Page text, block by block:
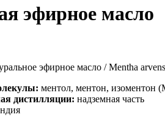
эфирное масло
эфирное масло / Mentha
ментол, ментон, изоментон
дистилляции: надземная часть